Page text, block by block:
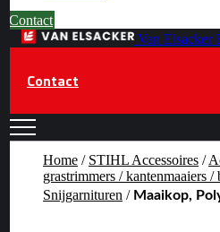
Contact
Van Elsacker
Contact
Home / STIHL Accessoires /
grastrimmers / kantenmaaiers /
Snijgarnituren / Maaikop,